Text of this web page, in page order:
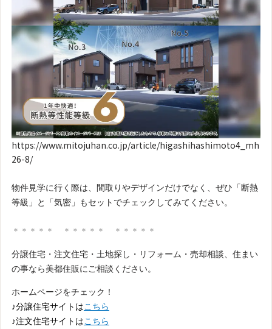
https://www.mitojuhan.co.jp/article/higashihashimoto4_mh
26-8/
物件見学に行く際は、間取りやデザインだけでなく、ぜひ「断熱
等級」と「気密」もセットでチェックしてみてください。
＊＊＊＊＊ ＊＊＊＊＊ ＊＊＊＊＊
分譲住宅・注文住宅・土地探し・リフォーム・売却相談、住まい
の事なら美都住販にご相談ください。
ホームページをチェック！
♪分譲住宅サイトはこちら
♪注文住宅サイトはこちら